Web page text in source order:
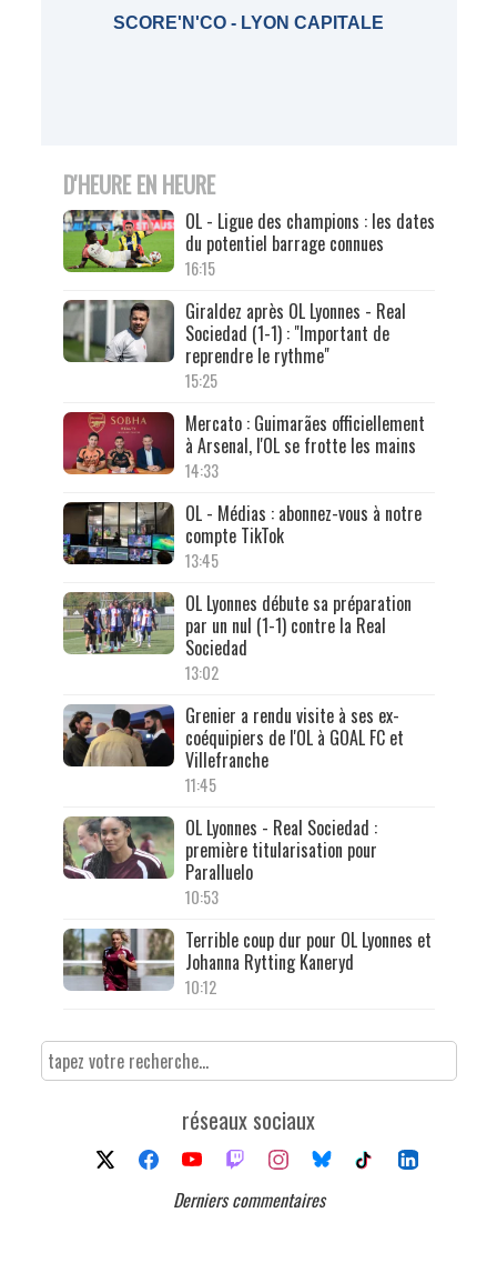
SCORE'N'CO - LYON CAPITALE
D'HEURE EN HEURE
OL - Ligue des champions : les dates
du potentiel barrage connues
16:15
Giraldez après OL Lyonnes - Real
Sociedad (1-1) : "Important de
reprendre le rythme"
15:25
Mercato : Guimarães officiellement
à Arsenal, l'OL se frotte les mains
14:33
OL - Médias : abonnez-vous à notre
compte TikTok
13:45
OL Lyonnes débute sa préparation
par un nul (1-1) contre la Real
Sociedad
13:02
Grenier a rendu visite à ses ex-
coéquipiers de l'OL à GOAL FC et
Villefranche
11:45
OL Lyonnes - Real Sociedad :
première titularisation pour
Paralluelo
10:53
Terrible coup dur pour OL Lyonnes et
Johanna Rytting Kaneryd
10:12
réseaux sociaux
Derniers commentaires